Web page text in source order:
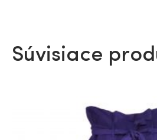
Súvisiace